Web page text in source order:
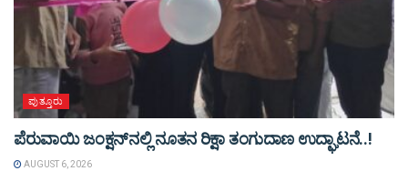
ಪುತ್ತೂರು
ಪೆರುವಾಯಿ ಜಂಕ್ಷನ್‌ನಲ್ಲಿ ನೂತನ ರಿಕ್ಷಾ ತಂಗುದಾಣ ಉದ್ಘಾಟನೆ..!
AUGUST 6, 2026